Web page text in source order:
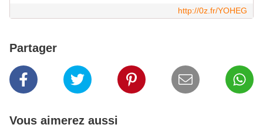
http://0z.fr/YOHEG
Partager
Vous aimerez aussi